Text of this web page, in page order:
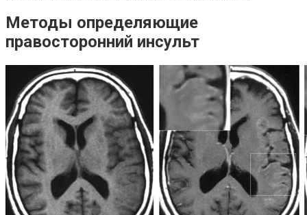
Методы определяющие
правосторонний инсульт